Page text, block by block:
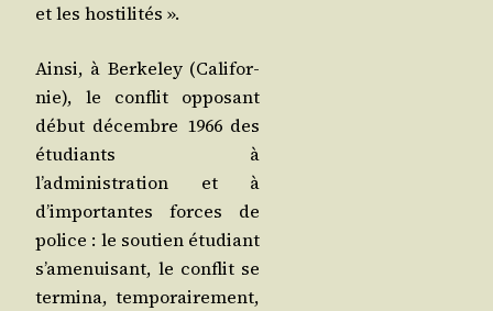
et les hostilités ».
Ain­si, à Ber­ke­ley (Cali­for­
nie), le conflit oppo­sant
début décembre 1966 des
étu­diants à
l’administration et à
d’importantes forces de
police : le sou­tien étu­diant
s’amenuisant, le conflit se
ter­mi­na, tem­po­rai­re­ment,